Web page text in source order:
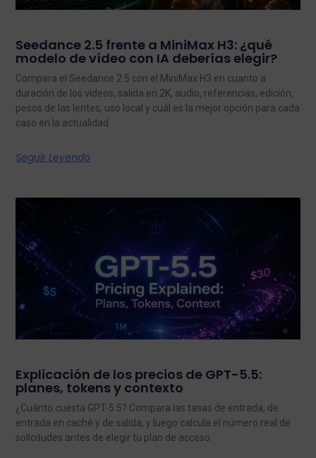
Seedance 2.5 frente a MiniMax H3: ¿qué
modelo de vídeo con IA deberías elegir?
Compara el Seedance 2.5 con el MiniMax H3 en cuanto a
duración de los vídeos, salida en 2K, audio, referencias, edición,
pesos de las lentes, uso local y cuál es la mejor opción para cada
caso en la actualidad.
Seguir Leyendo
Explicación de los precios de GPT-5.5:
planes, tokens y contexto
¿Cuánto cuesta GPT-5.5? Compara las tasas de entrada, de
entrada en caché y de salida, y luego calcula el número real de
solicitudes antes de elegir tu plan de acceso.